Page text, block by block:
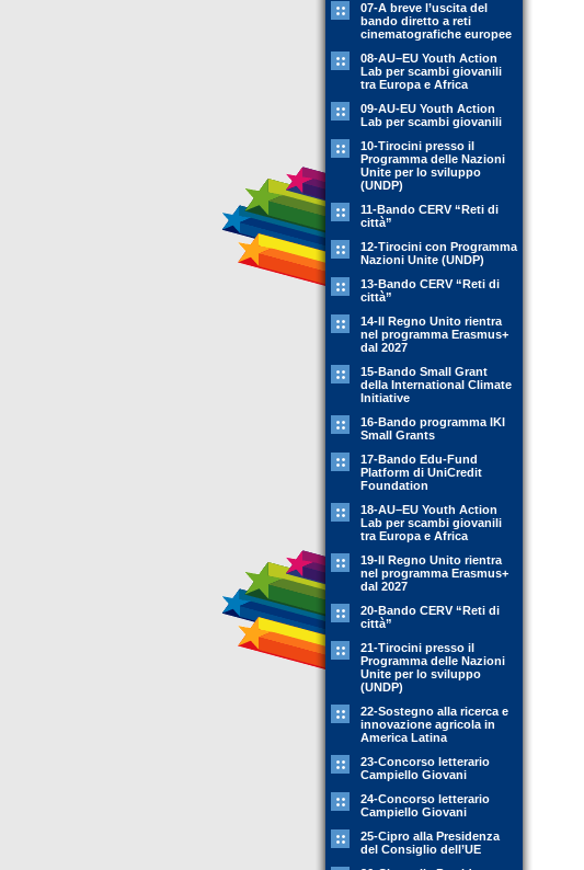
07-A breve l’uscita del
bando diretto a reti
cinematografiche europee
08-AU–EU Youth Action
Lab per scambi giovanili
tra Europa e Africa
09-AU-EU Youth Action
Lab per scambi giovanili
10-Tirocini presso il
Programma delle Nazioni
Unite per lo sviluppo
(UNDP)
11-Bando CERV “Reti di
città”
12-Tirocini con Programma
Nazioni Unite (UNDP)
13-Bando CERV “Reti di
città”
14-Il Regno Unito rientra
nel programma Erasmus+
dal 2027
15-Bando Small Grant
della International Climate
Initiative
16-Bando programma IKI
Small Grants
17-Bando Edu-Fund
Platform di UniCredit
Foundation
18-AU–EU Youth Action
Lab per scambi giovanili
tra Europa e Africa
19-Il Regno Unito rientra
nel programma Erasmus+
dal 2027
20-Bando CERV “Reti di
città”
21-Tirocini presso il
Programma delle Nazioni
Unite per lo sviluppo
(UNDP)
22-Sostegno alla ricerca e
innovazione agricola in
America Latina
23-Concorso letterario
Campiello Giovani
24-Concorso letterario
Campiello Giovani
25-Cipro alla Presidenza
del Consiglio dell’UE